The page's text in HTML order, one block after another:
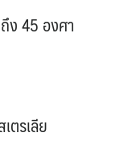
45 องศา
ตรเลีย